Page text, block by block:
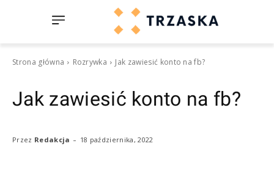
Strona główna Rozrywka Jak zawiesić konto na fb?
Jak zawiesić konto na fb?
Przez Redakcja - 18 października, 2022